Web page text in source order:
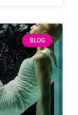
BLOG